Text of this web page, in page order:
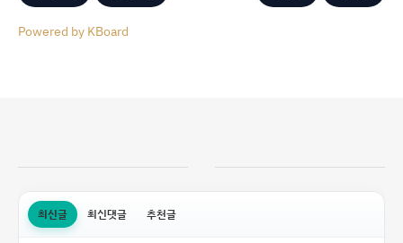
Powered by KBoard
최신글 최신댓글 추천글